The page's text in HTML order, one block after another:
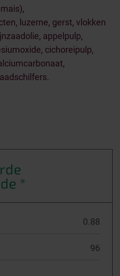
luzerne, gerst, vlokken
appelpulp,
cichoreipulp,
*
0.88
96